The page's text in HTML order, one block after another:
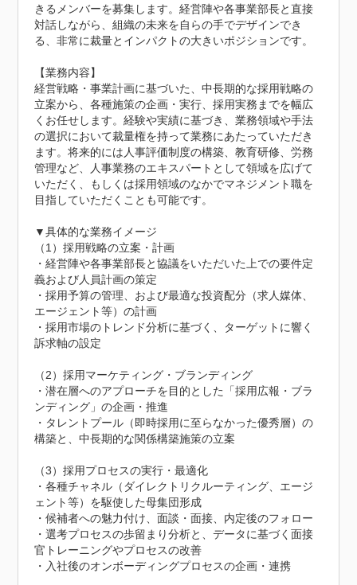
きるメンバーを募集します。経営陣や各事業部長と直接
対話しながら、組織の未来を自らの手でデザインでき
る、非常に裁量とインパクトの大きいポジションです。
【業務内容】
経営戦略・事業計画に基づいた、中長期的な採用戦略の
立案から、各種施策の企画・実行、採用実務までを幅広
くお任せします。経験や実績に基づき、業務領域や手法
の選択において裁量権を持って業務にあたっていただき
ます。将来的には人事評価制度の構築、教育研修、労務
管理など、人事業務のエキスパートとして領域を広げて
いただく、もしくは採用領域のなかでマネジメント職を
目指していただくことも可能です。
▼具体的な業務イメージ
（1）採用戦略の立案・計画
・経営陣や各事業部長と協議をいただいた上での要件定
義および人員計画の策定
・採用予算の管理、および最適な投資配分（求人媒体、
エージェント等）の計画
・採用市場のトレンド分析に基づく、ターゲットに響く
訴求軸の設定
（2）採用マーケティング・ブランディング
・潜在層へのアプローチを目的とした「採用広報・ブラ
ンディング」の企画・推進
・タレントプール（即時採用に至らなかった優秀層）の
構築と、中長期的な関係構築施策の立案
（3）採用プロセスの実行・最適化
・各種チャネル（ダイレクトリクルーティング、エージ
ェント等）を駆使した母集団形成
・候補者への魅力付け、面談・面接、内定後のフォロー
・選考プロセスの歩留まり分析と、データに基づく面接
官トレーニングやプロセスの改善
・入社後のオンボーディングプロセスの企画・連携